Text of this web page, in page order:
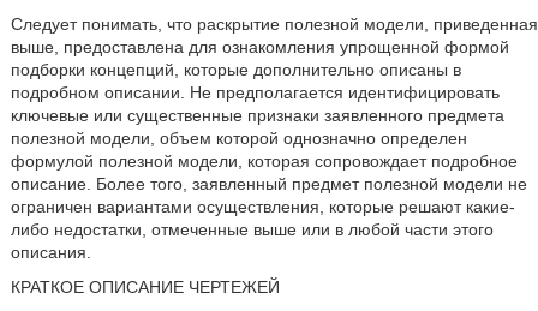
Следует понимать, что раскрытие полезной модели, приведенная
выше, предоставлена для ознакомления упрощенной формой
подборки концепций, которые дополнительно описаны в
подробном описании. Не предполагается идентифицировать
ключевые или существенные признаки заявленного предмета
полезной модели, объем которой однозначно определен
формулой полезной модели, которая сопровождает подробное
описание. Более того, заявленный предмет полезной модели не
ограничен вариантами осуществления, которые решают какие-
либо недостатки, отмеченные выше или в любой части этого
описания.
КРАТКОЕ ОПИСАНИЕ ЧЕРТЕЖЕЙ